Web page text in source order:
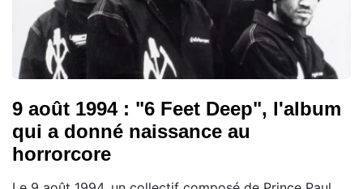
9 août 1994 : "6 Feet Deep", l'album
qui a donné naissance au
horrorcore